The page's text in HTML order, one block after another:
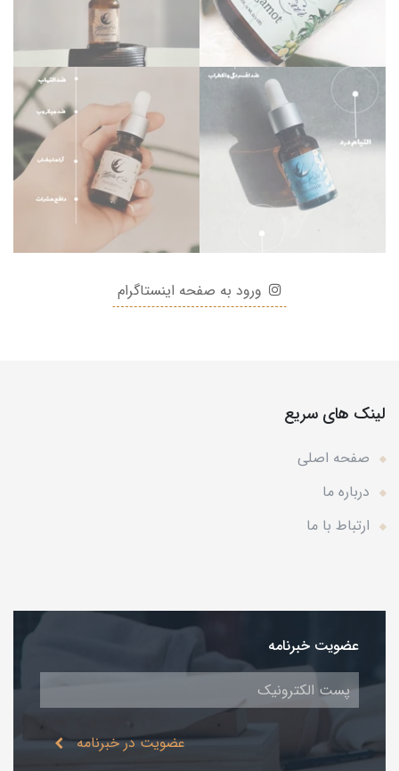
ورود به صفحه اینستاگرام
لینک های سریع
صفحه اصلی
درباره ما
ارتباط با ما
عضویت خبرنامه
عضویت در خبرنامه